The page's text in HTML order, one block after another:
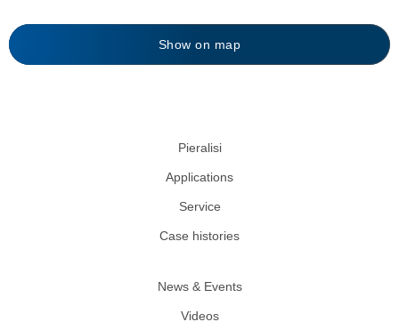
Show on map
Pieralisi
Applications
Service
Case histories
News & Events
Videos